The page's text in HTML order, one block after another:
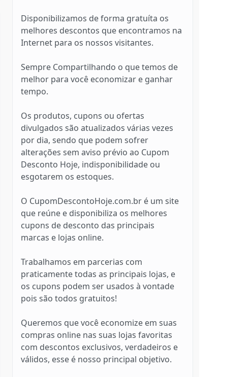
Disponibilizamos de forma gratuíta os
melhores descontos que encontramos na
Internet para os nossos visitantes.
Sempre Compartilhando o que temos de
melhor para você economizar e ganhar
tempo.
Os produtos, cupons ou ofertas
divulgados são atualizados várias vezes
por dia, sendo que podem sofrer
alterações sem aviso prévio ao Cupom
Desconto Hoje, indisponibilidade ou
esgotarem os estoques.
O CupomDescontoHoje.com.br é um site
que reúne e disponibiliza os melhores
cupons de desconto das principais
marcas e lojas online.
Trabalhamos em parcerias com
praticamente todas as principais lojas, e
os cupons podem ser usados à vontade
pois são todos gratuitos!
Queremos que você economize em suas
compras online nas suas lojas favoritas
com descontos exclusivos, verdadeiros e
válidos, esse é nosso principal objetivo.